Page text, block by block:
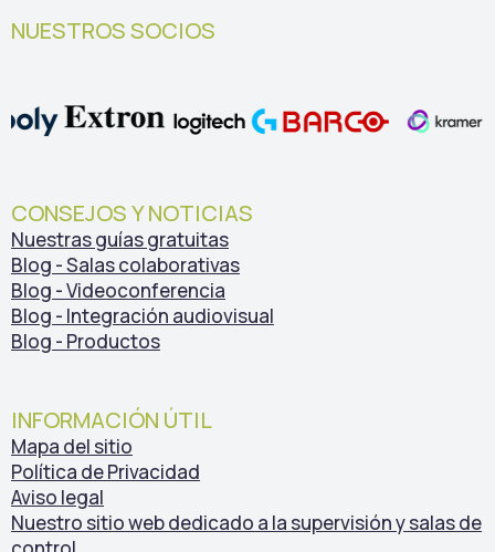
NUESTROS SOCIOS
CONSEJOS Y NOTICIAS
Nuestras guías gratuitas
Blog - Salas colaborativas
Blog - Videoconferencia
Blog - Integración audiovisual
Blog - Productos
INFORMACIÓN ÚTIL
Mapa del sitio
Política de Privacidad
Aviso legal
Nuestro sitio web dedicado a la supervisión y salas de